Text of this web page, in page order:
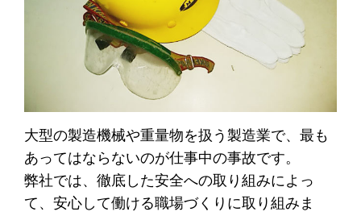
採用メッセージ 働く人を知る
社員インタビュー
プロジェクトストーリー
採用Ｑ&A 求人エントリー
大型の製造機械や重量物を扱う製造業で、最も
あってはならないのが仕事中の事故です。
弊社では、徹底した安全への取り組みによっ
て、安心して働ける職場づくりに取り組みま